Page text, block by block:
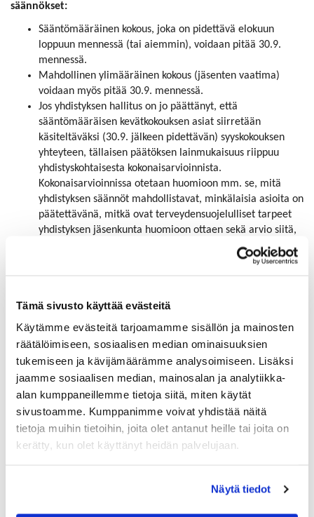
Tämä sivusto käyttää evästeitä
Käytämme evästeitä tarjoamamme sisällön ja mainosten
räätälöimiseen, sosiaalisen median ominaisuuksien
tukemiseen ja kävijämäärämme analysoimiseen. Lisäksi
jaamme sosiaalisen median, mainosalan ja analytiikka-
alan kumppaneillemme tietoja siitä, miten käytät
sivustoamme. Kumppanimme voivat yhdistää näitä
tietoja muihin tietoihin, joita olet antanut heille tai joita on
kerätty, kun olet käyttänyt heidän palvelujaan.
Näytä tiedot
säännökset:
Sääntömääräinen kokous, joka on pidettävä elokuun
loppuun mennessä (tai aiemmin), voidaan pitää 30.9.
mennessä.
Mahdollinen ylimääräinen kokous (jäsenten vaatima)
voidaan myös pitää 30.9. mennessä.
Jos yhdistyksen hallitus on jo päättänyt, että
sääntömääräisen kevätkokouksen asiat siirretään
käsiteltäväksi (30.9. jälkeen pidettävän) syyskokouksen
yhteyteen, tällaisen päätöksen lainmukaisuus riippuu
yhdistyskohtaisesta kokonaisarvioinnista.
Kokonaisarvioinnissa otetaan huomioon mm. se, mitä
yhdistyksen säännöt mahdollistavat, minkälaisia asioita on
päätettävänä, mitkä ovat terveydensuojelulliset tarpeet
yhdistyksen jäsenkunta huomioon ottaen sekä arvio siitä,
että kokousten yhdistämisestä ei aiheudu vahinkoa
sallia, että valtuuston jäsen valtuuttaa toisen valtuuston
jäsenen edustamaan itseään. Yksittäisellä asiamiehellä
(tai valtuuston jäsenellä) voi olla enintään 1/10 kokouksen
Hallitus voi kaikissa yhdistyksissä sallia sen, että
kokoukseen osallistutaan etänä (fyysinen kokouspaikka on
silti oltava ja jäsentä ei voi pakottaa etäosallistumiseen).
Hallitus voi edellyttää ennakkoilmoittautumista
kokoukseen, joka järjestetään 30.9.2020 mennessä.
Ilmoittautumisen määräpäivä voi olla aikaisintaan viikkoa